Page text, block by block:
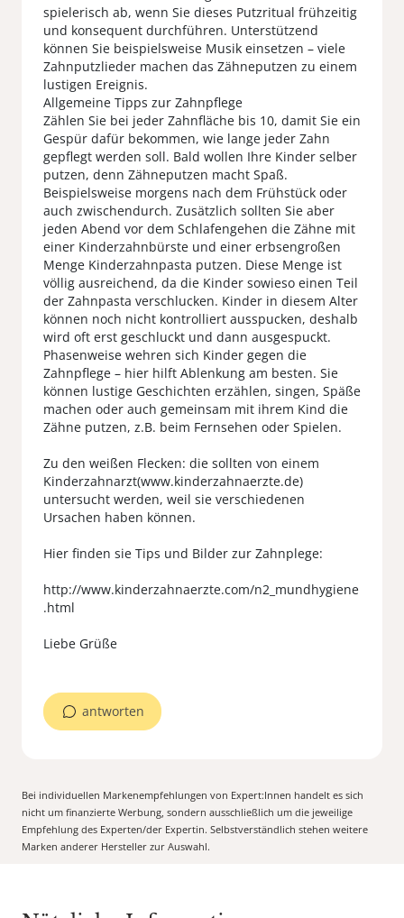
spielerisch ab, wenn Sie dieses Putzritual frühzeitig
und konsequent durchführen. Unterstützend
können Sie beispielsweise Musik einsetzen – viele
Zahnputzlieder machen das Zähneputzen zu einem
lustigen Ereignis.
Allgemeine Tipps zur Zahnpflege
Zählen Sie bei jeder Zahnfläche bis 10, damit Sie ein
Gespür dafür bekommen, wie lange jeder Zahn
gepflegt werden soll. Bald wollen Ihre Kinder selber
putzen, denn Zähneputzen macht Spaß.
Beispielsweise morgens nach dem Frühstück oder
auch zwischendurch. Zusätzlich sollten Sie aber
jeden Abend vor dem Schlafengehen die Zähne mit
einer Kinderzahnbürste und einer erbsengroßen
Menge Kinderzahnpasta putzen. Diese Menge ist
völlig ausreichend, da die Kinder sowieso einen Teil
der Zahnpasta verschlucken. Kinder in diesem Alter
können noch nicht kontrolliert ausspucken, deshalb
wird oft erst geschluckt und dann ausgespuckt.
Phasenweise wehren sich Kinder gegen die
Zahnpflege – hier hilft Ablenkung am besten. Sie
können lustige Geschichten erzählen, singen, Späße
machen oder auch gemeinsam mit ihrem Kind die
Zähne putzen, z.B. beim Fernsehen oder Spielen.
Zu den weißen Flecken: die sollten von einem
Kinderzahnarzt(www.kinderzahnaerzte.de)
untersucht werden, weil sie verschiedenen
Ursachen haben können.
Hier finden sie Tips und Bilder zur Zahnplege:
http://www.kinderzahnaerzte.com/n2_mundhygiene
.html
Liebe Grüße
antworten
Bei individuellen Markenempfehlungen von Expert:Innen handelt es sich
nicht um finanzierte Werbung, sondern ausschließlich um die jeweilige
Empfehlung des Experten/der Expertin. Selbstverständlich stehen weitere
Marken anderer Hersteller zur Auswahl.